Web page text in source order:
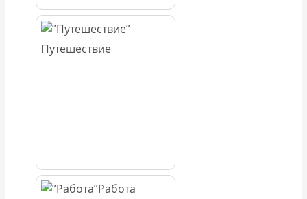
Путешествие
Работа